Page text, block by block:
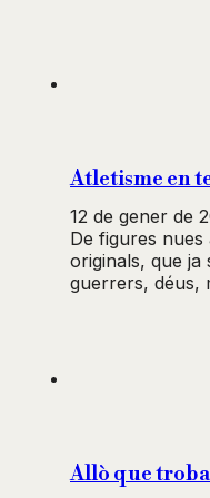
Atletisme en
12 de gener de
De figures nues
originals, que ja
guerrers, déus,
Allò que